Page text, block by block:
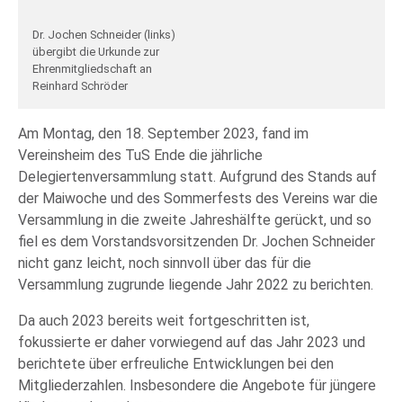
Dr. Jochen Schneider (links)
übergibt die Urkunde zur
Ehrenmitgliedschaft an
Reinhard Schröder
Am Montag, den 18. September 2023, fand im
Vereinsheim des TuS Ende die jährliche
Delegiertenversammlung statt. Aufgrund des Stands auf
der Maiwoche und des Sommerfests des Vereins war die
Versammlung in die zweite Jahreshälfte gerückt, und so
fiel es dem Vorstandsvorsitzenden Dr. Jochen Schneider
nicht ganz leicht, noch sinnvoll über das für die
Versammlung zugrunde liegende Jahr 2022 zu berichten.
Da auch 2023 bereits weit fortgeschritten ist,
fokussierte er daher vorwiegend auf das Jahr 2023 und
berichtete über erfreuliche Entwicklungen bei den
Mitgliederzahlen. Insbesondere die Angebote für jüngere